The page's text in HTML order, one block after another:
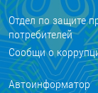
Отдел по защите
потребителей
Сообщи о
Автоинформатор